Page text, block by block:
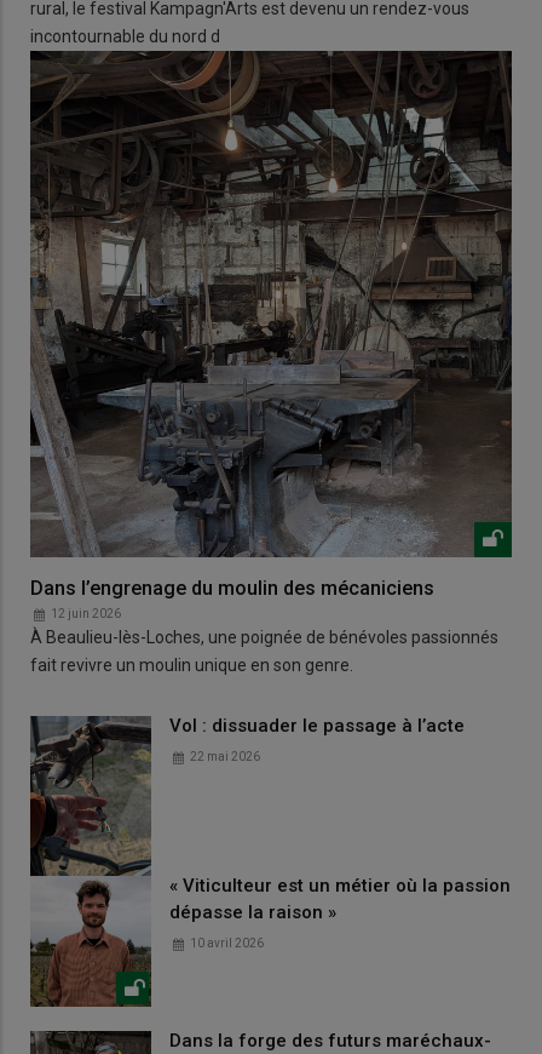
rural, le festival Kampagn'Arts est devenu un rendez-vous
incontournable du nord d
Dans l’engrenage du moulin des mécaniciens
12 juin 2026
À Beaulieu-lès-Loches, une poignée de bénévoles passionnés
fait revivre un moulin unique en son genre.
Vol : dissuader le passage à l’acte
22 mai 2026
« Viticulteur est un métier où la passion
dépasse la raison »
10 avril 2026
Dans la forge des futurs maréchaux-